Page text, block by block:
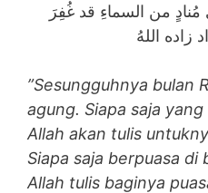
من السماءِ قد غُفِرَ
زاده اللهُ
”Sesungguhnya bulan
agung. Siapa saja
Allah akan tulis
Siapa saja berpuasa di
Allah tulis baginya